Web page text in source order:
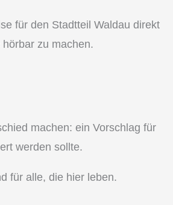
für den Stadtteil Waldau direkt
zu machen.
machen: ein Vorschlag für
werden sollte.
für alle, die hier leben.